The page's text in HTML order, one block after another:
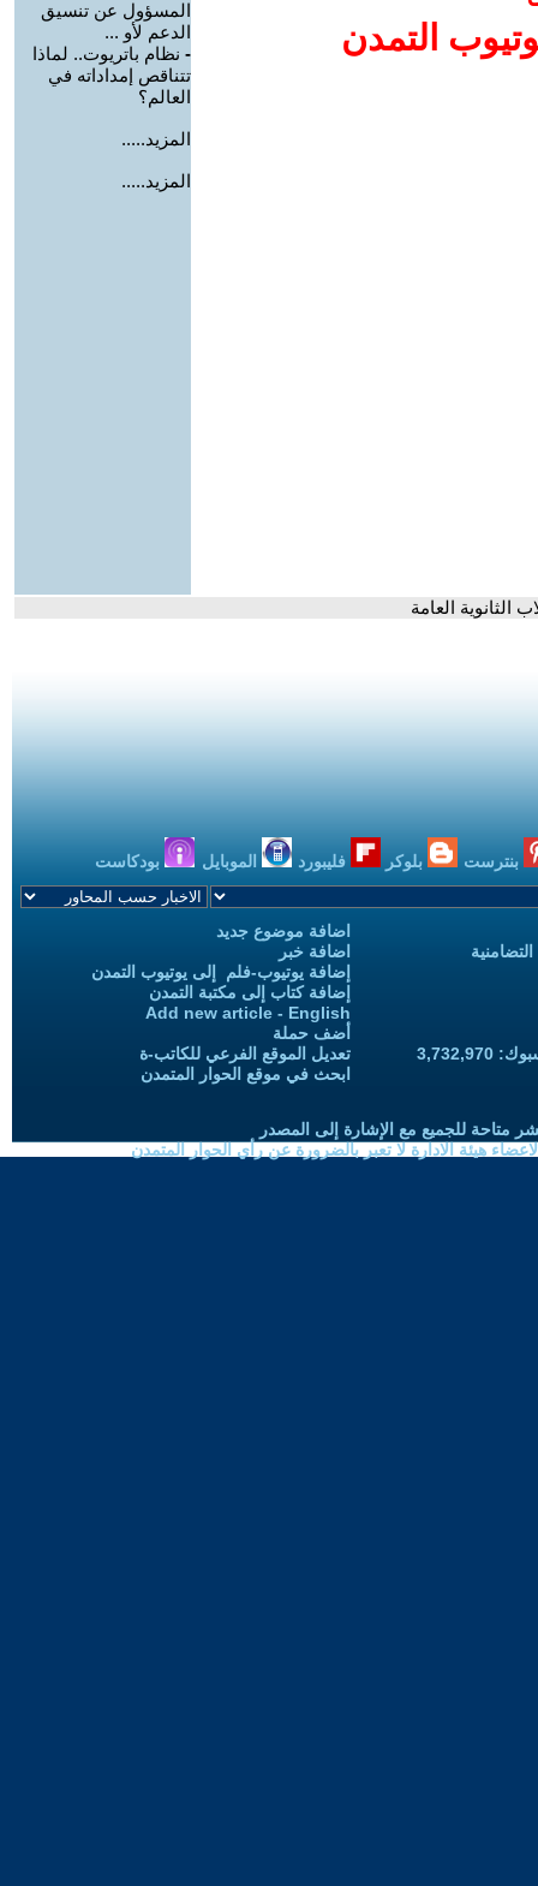
التمدن
المسؤول عن تنسيق
الدعم لأو ...
- نظام باتريوت.. لماذا
تتناقص إمداداته في
العالم؟
المزيد.....
المزيد.....
الثانوية العامة
بنترست بلوكر فليبورد الموبايل بودكاست
اضافة موضوع جديد
اضافة خبر
إضافة يوتيوب-فلم إلى يوتيوب التمدن
إضافة كتاب إلى مكتبة التمدن
Add new article - English
أضف حملة
تعديل الموقع الفرعي للكاتب-ة
ابحث في موقع الحوار المتمدن
متاحة للجميع مع الإشارة إلى المصدر
هيئة الادارة لا تعبر بالضرورة عن رأي الحوار المتمدن